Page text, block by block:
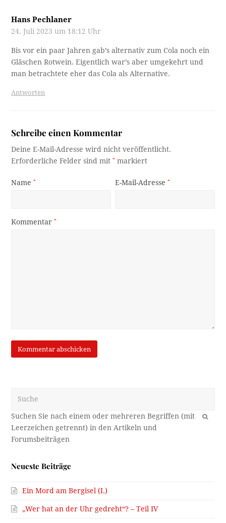
Hans Pechlaner
24. Juli 2023 um 18:12 Uhr
Bis vor ein paar Jahren gab’s alternativ zum Cola noch ein
Gläschen Rotwein. Eigentlich war’s aber umgekehrt und
man betrachtete eher das Cola als Alternative.
Antworten
Schreibe einen Kommentar
Deine E-Mail-Adresse wird nicht veröffentlicht.
Erforderliche Felder sind mit* markiert
Name* E-Mail-Adresse*
Kommentar*
OK
Neueste Beiträge
Ein Mord am Bergisel (I.)
„Wer hat an der Uhr gedreht“? – Teil IV